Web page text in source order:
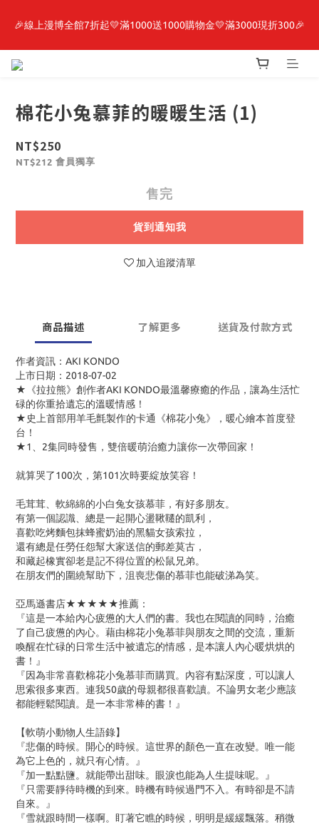
最新開賣🔥「全知讀者視角」 周邊商品
🎉線上漫博全館7折起💛滿1000送1000購物金💛滿3000現折300🎉
【抽籤堂】 影之強者、你又被殺了呢，偵探大人、約會大作戰、
最新開賣🔥「全知讀者視角」 周邊商品
棉花小兔慕菲的暖暖生活 (1)
NT$250
NT$212 會員獨享
售完
貨到通知我
加入追蹤清單
商品描述 了解更多 送貨及付款方式
作者資訊：AKI KONDO
上市日期：2018-07-02
★《拉拉熊》創作者AKI KONDO最溫馨療癒的作品，讓為生活忙
碌的你重拾遺忘的溫暖情感！
★史上首部用羊毛氈製作的卡通《棉花小兔》，暖心繪本首度登
台！
★1、2集同時發售，雙倍暖萌治癒力讓你一次帶回家！
就算哭了100次，第101次時要綻放笑容！
毛茸茸、軟綿綿的小白兔女孩慕菲，有好多朋友。
有第一個認識、總是一起開心盪鞦韆的凱利，
喜歡吃烤麵包抹蜂蜜奶油的黑貓女孩索拉，
還有總是任勞任怨幫大家送信的郵差莫古，
和藏起橡實卻老是記不得位置的松鼠兄弟。
在朋友們的圍繞幫助下，沮喪悲傷的慕菲也能破涕為笑。
亞馬遜書店★★★★★推薦：
『這是一本給內心疲憊的大人們的書。我也在閱讀的同時，治癒
了自己疲憊的內心。藉由棉花小兔慕菲與朋友之間的交流，重新
喚醒在忙碌的日常生活中被遺忘的情感，是本讓人內心暖烘烘的
書！』
『因為非常喜歡棉花小兔慕菲而購買。內容有點深度，可以讓人
思索很多東西。連我50歲的母親都很喜歡讀。不論男女老少應該
都能輕鬆閱讀。是一本非常棒的書！』
【軟萌小動物人生語錄】
『悲傷的時候。開心的時候。這世界的顏色一直在改變。唯一能
為它上色的，就只有心情。』
『加一點點鹽。就能帶出甜味。眼淚也能為人生提味呢。』
『只需要靜待時機的到來。時機有時候過門不入。有時卻是不請
自來。』
『雪就跟時間一樣啊。盯著它瞧的時候，明明是緩緩飄落。稍微